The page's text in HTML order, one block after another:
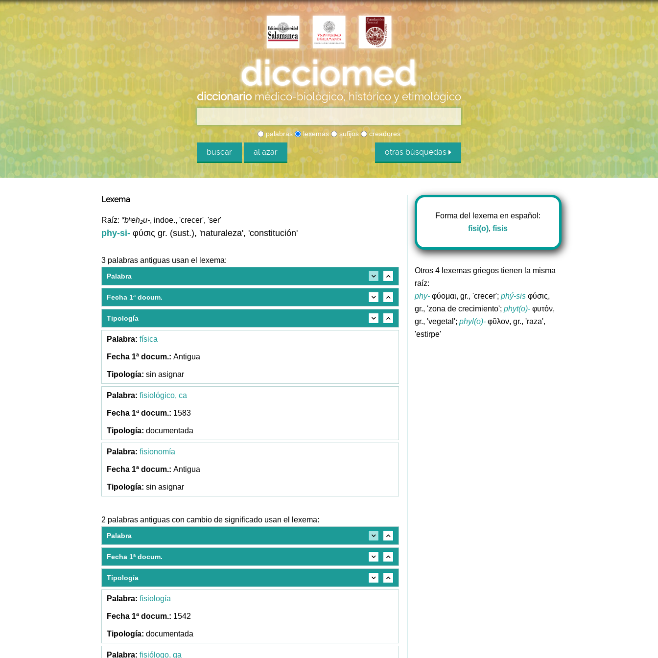
diccionario médico-biológico, histórico y etimológico
palabras lexemas sufijos creadores
buscar al azar otras búsquedas
Lexema
Raíz: *bʰeh₂u-, indoe., 'crecer', 'ser'
phy-si- φύσις gr. (sust.), 'naturaleza', 'constitución'
3 palabras antiguas usan el lexema:
Palabra
Fecha 1ª docum.
Tipología
física
Antigua
sin asignar
fisiológico, ca
1583
documentada
fisionomía
Antigua
sin asignar
2 palabras antiguas con cambio de significado usan el lexema:
Palabra
Fecha 1ª docum.
Tipología
fisiología
1542
documentada
fisiólogo, ga
Forma del lexema en español:
fisi(o),fisis
Otros 4 lexemas griegos tienen la misma
raíz:
phy-φύομαι, gr., 'crecer'; phý-sisφύσις,
gr., 'zona de crecimiento'; phyt(o)-φυτόν,
gr., 'vegetal'; phyl(o)-φῦλον, gr., 'raza',
'estirpe'